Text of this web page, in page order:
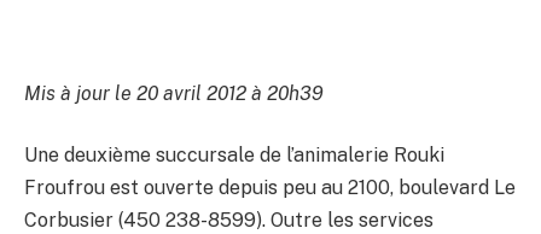
Mis à jour le 20 avril 2012 à 20h39
Une deuxième succursale de l’animalerie Rouki
Froufrou est ouverte depuis peu au 2100, boulevard Le
Corbusier (450 238-8599). Outre les services